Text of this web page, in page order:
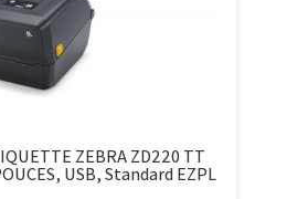
ZEBRA ZD220 TT
USB, Standard EZPL